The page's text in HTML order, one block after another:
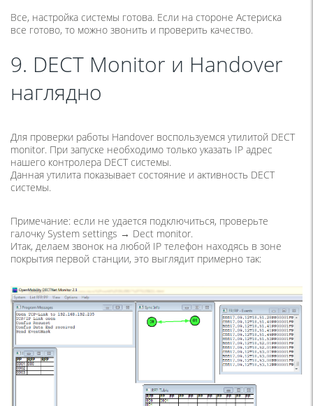
Все, настройка системы готова. Если на стороне Астериска
все готово, то можно звонить и проверить качество.
9. DECT Monitor и Handover
наглядно
Для проверки работы Handover воспользуемся утилитой DECT
monitor. При запуске необходимо только указать IP адрес
нашего контролера DECT системы.
Данная утилита показывает состояние и активность DECT
системы.
Примечание: если не удается подключиться, проверьте
галочку System settings → Dect monitor.
Итак, делаем звонок на любой IP телефон находясь в зоне
покрытия первой станции, это выглядит примерно так: